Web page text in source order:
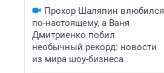
Прохор Шаляпин влюбился
по-настоящему, а Ваня
Дмитриенко побил
необычный рекорд: новости
из мира шоу-бизнеса